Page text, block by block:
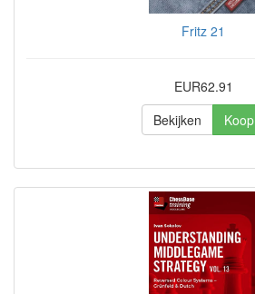
Fritz 21
EUR62.91
Bekijken
Koop